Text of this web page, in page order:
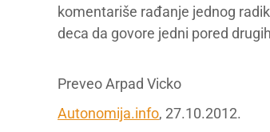
komentariše rađanje jednog
deca da govore jedni pored
Preveo Arpad Vicko
Autonomija.info, 27.10.2012.